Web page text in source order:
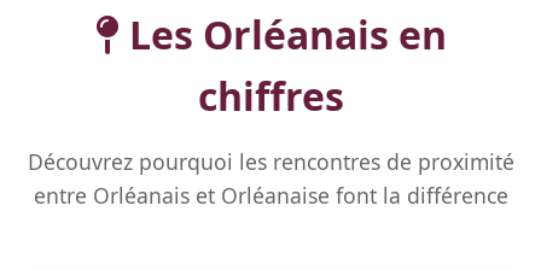
Les Orléanais en
chiffres
Découvrez pourquoi les rencontres de proximité
entre Orléanais et Orléanaise font la différence